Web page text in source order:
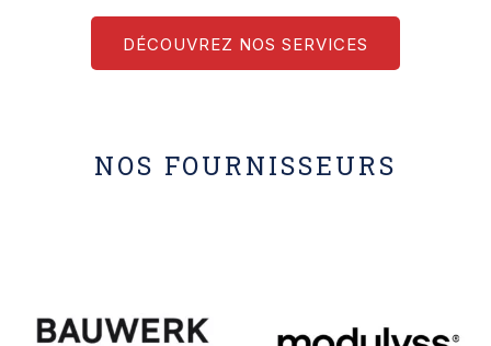
DÉCOUVREZ NOS SERVICES
NOS FOURNISSEURS